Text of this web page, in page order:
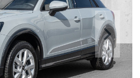
Next